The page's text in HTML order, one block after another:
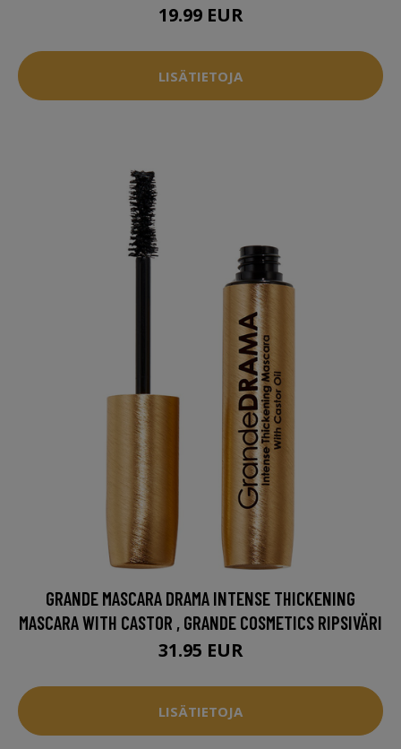
19.99 EUR
LISÄTIETOJA
GRANDE MASCARA DRAMA INTENSE THICKENING
MASCARA WITH CASTOR , GRANDE COSMETICS RIPSIVÄRI
31.95 EUR
LISÄTIETOJA